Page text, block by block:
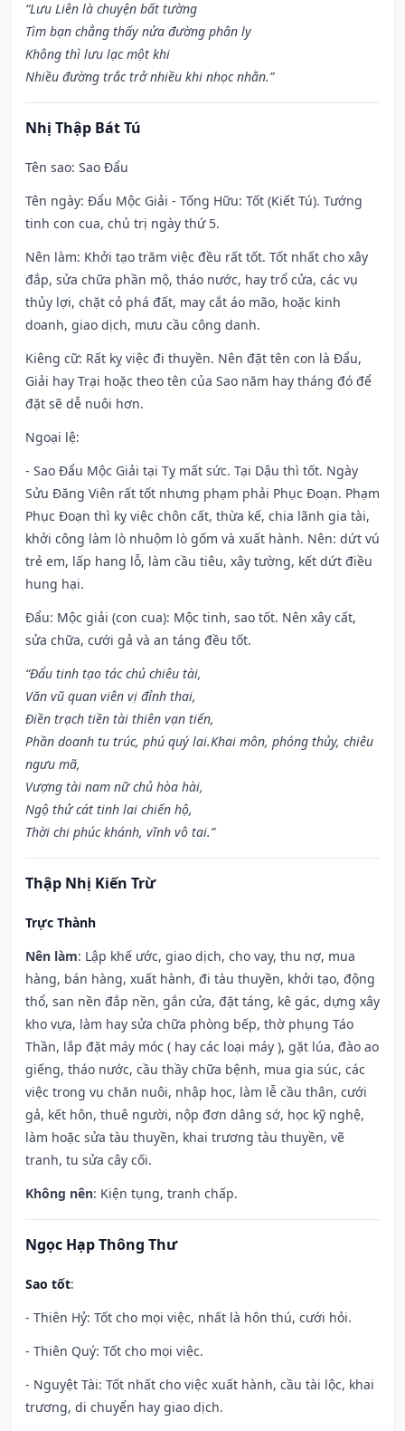
“Lưu Liên là chuyện bất tường
Tìm bạn chẳng thấy nửa đường phân ly
Không thì lưu lạc một khi
Nhiều đường trắc trở nhiều khi nhọc nhằn.”
Nhị Thập Bát Tú
Tên sao: Sao Đẩu
Tên ngày: Đẩu Mộc Giải - Tống Hữu: Tốt (Kiết Tú). Tướng
tinh con cua, chủ trị ngày thứ 5.
Nên làm: Khởi tạo trăm việc đều rất tốt. Tốt nhất cho xây
đắp, sửa chữa phần mộ, tháo nước, hay trổ cửa, các vụ
thủy lợi, chặt cỏ phá đất, may cắt áo mão, hoặc kinh
doanh, giao dịch, mưu cầu công danh.
Kiêng cữ: Rất kỵ việc đi thuyền. Nên đặt tên con là Đẩu,
Giải hay Trại hoặc theo tên của Sao năm hay tháng đó để
đặt sẽ dễ nuôi hơn.
Ngoại lệ:
- Sao Đẩu Mộc Giải tại Tỵ mất sức. Tại Dậu thì tốt. Ngày
Sửu Đăng Viên rất tốt nhưng phạm phải Phục Đoạn. Phạm
Phục Đoạn thì kỵ việc chôn cất, thừa kế, chia lãnh gia tài,
khởi công làm lò nhuộm lò gốm và xuất hành. Nên: dứt vú
trẻ em, lấp hang lỗ, làm cầu tiêu, xây tường, kết dứt điều
hung hại.
Đẩu: Mộc giải (con cua): Mộc tinh, sao tốt. Nên xây cất,
sửa chữa, cưới gả và an táng đều tốt.
“Đẩu tinh tạo tác chủ chiêu tài,
Văn vũ quan viên vị đỉnh thai,
Điền trạch tiền tài thiên vạn tiến,
Phần doanh tu trúc, phú quý lai.Khai môn, phóng thủy, chiêu
ngưu mã,
Vượng tài nam nữ chủ hòa hài,
Ngộ thử cát tinh lai chiến hộ,
Thời chi phúc khánh, vĩnh vô tai.”
Thập Nhị Kiến Trừ
Trực Thành
Nên làm: Lập khế ước, giao dịch, cho vay, thu nợ, mua
hàng, bán hàng, xuất hành, đi tàu thuyền, khởi tạo, động
thổ, san nền đắp nền, gắn cửa, đặt táng, kê gác, dựng xây
kho vựa, làm hay sửa chữa phòng bếp, thờ phụng Táo
Thần, lắp đặt máy móc ( hay các loại máy ), gặt lúa, đào ao
giếng, tháo nước, cầu thầy chữa bệnh, mua gia súc, các
việc trong vụ chăn nuôi, nhập học, làm lễ cầu thân, cưới
gả, kết hôn, thuê người, nộp đơn dâng sớ, học kỹ nghệ,
làm hoặc sửa tàu thuyền, khai trương tàu thuyền, vẽ
tranh, tu sửa cây cối.
Không nên: Kiện tụng, tranh chấp.
Ngọc Hạp Thông Thư
Sao tốt:
- Thiên Hỷ: Tốt cho mọi việc, nhất là hôn thú, cưới hỏi.
- Thiên Quý: Tốt cho mọi việc.
- Nguyệt Tài: Tốt nhất cho việc xuất hành, cầu tài lộc, khai
trương, di chuyển hay giao dịch.